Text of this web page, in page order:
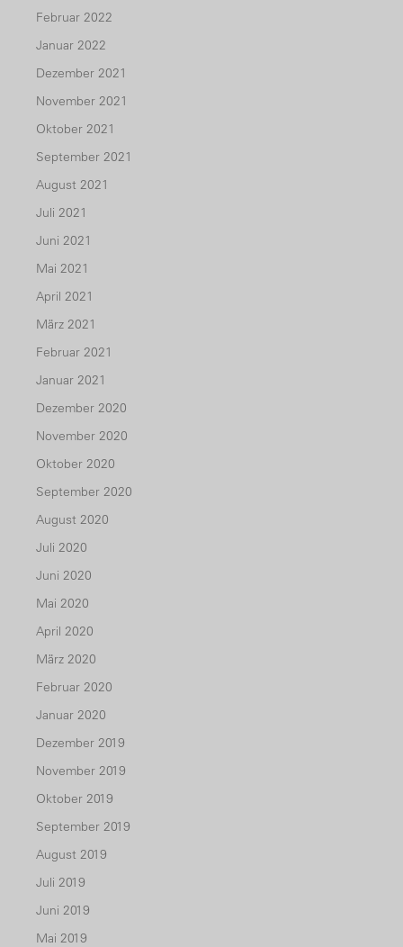
Februar 2022
Januar 2022
Dezember 2021
November 2021
Oktober 2021
September 2021
August 2021
Juli 2021
Juni 2021
Mai 2021
April 2021
März 2021
Februar 2021
Januar 2021
Dezember 2020
November 2020
Oktober 2020
September 2020
August 2020
Juli 2020
Juni 2020
Mai 2020
April 2020
März 2020
Februar 2020
Januar 2020
Dezember 2019
November 2019
Oktober 2019
September 2019
August 2019
Juli 2019
Juni 2019
Mai 2019